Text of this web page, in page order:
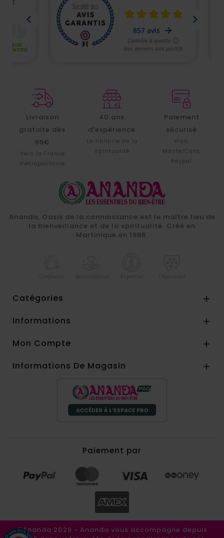
Livraison
gratuite dès
69€
Vers la France
métropolitaine
40 ans
d'expérience
La librairie de la
spiritualité
Paiement
sécurisé
Visa,
MasterCard,
Paypal
Ananda, Oasis de la connaissance est le maître lieu de
la bienveillance et de la spiritualité. Créé en
Martinique en 1986.
Catégories 
Informations 
Mon Compte 
Informations De Magasin 
Paiement par
©Ananda 2026 - Ananda vous accompagne depuis